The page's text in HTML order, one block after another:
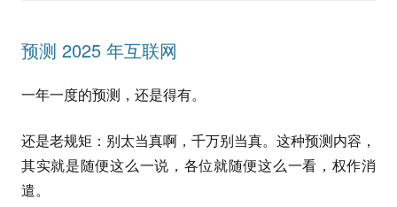
预测 2025 年互联网
一年一度的预测，还是得有。
还是老规矩：别太当真啊，千万别当真。这种预测内容，
其实就是随便这么一说，各位就随便这么一看，权作消
遣。